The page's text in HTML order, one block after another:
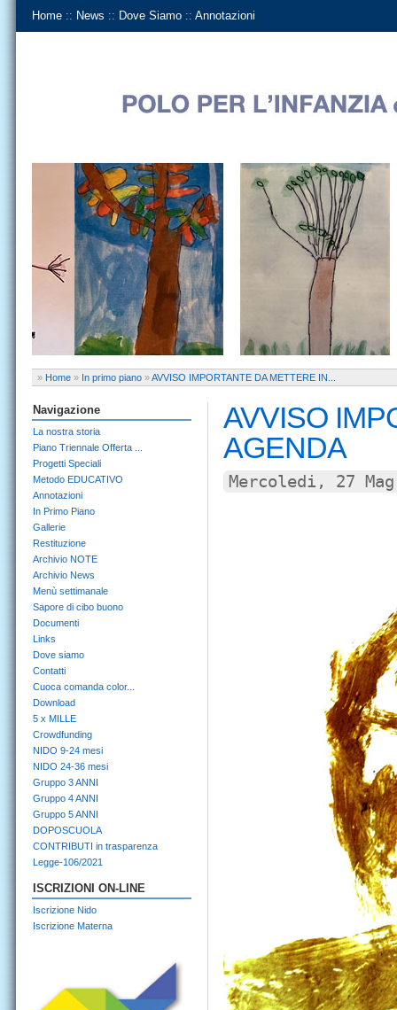
Home :: News :: Dove Siamo :: Annotazioni
» Home » In primo piano »AVVISO IMPORTANTE DA METTERE IN...
AVVISO
AGENDA
Mercoledi, 27
Navigazione
La nostra storia
Piano Triennale Offerta ...
Progetti Speciali
Metodo EDUCATIVO
Annotazioni
In Primo Piano
Gallerie
Restituzione
Archivio NOTE
Archivio News
Menù settimanale
Sapore di cibo buono
Documenti
Links
Dove siamo
Contatti
Cuoca comanda color...
Download
5 x MILLE
Crowdfunding
NIDO 9-24 mesi
NIDO 24-36 mesi
Gruppo 3 ANNI
Gruppo 4 ANNI
Gruppo 5 ANNI
DOPOSCUOLA
CONTRIBUTI in trasparenza
Legge-106/2021
ISCRIZIONI ON-LINE
Iscrizione Nido
Iscrizione Materna